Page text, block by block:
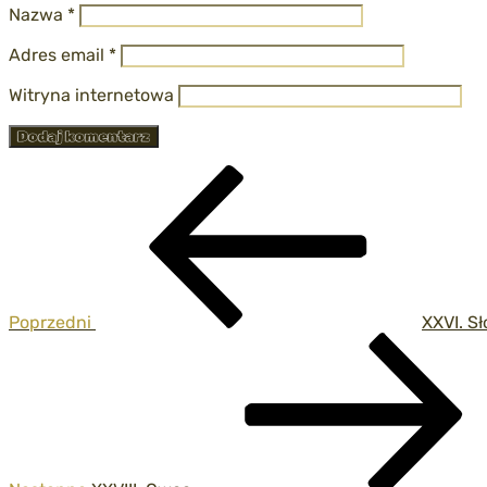
Nazwa *
Adres email *
Witryna internetowa
Poprzedni
XXVI.